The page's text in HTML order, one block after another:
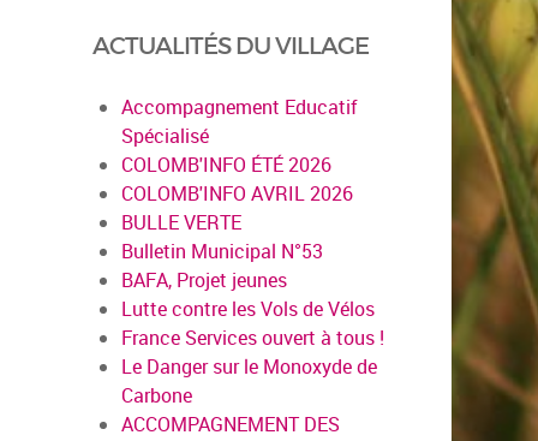
ACTUALITÉS DU VILLAGE
Accompagnement Educatif
Spécialisé
COLOMB'INFO ÉTÉ 2026
COLOMB'INFO AVRIL 2026
BULLE VERTE
Bulletin Municipal N°53
BAFA, Projet jeunes
Lutte contre les Vols de Vélos
France Services ouvert à tous !
Le Danger sur le Monoxyde de
Carbone
ACCOMPAGNEMENT DES